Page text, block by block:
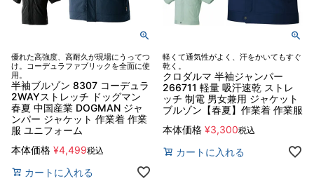
優れた高強度、高耐久が現場にうってつ
け。コーデュラファブリックを全面に使
用。
半袖ブルゾン 8307 コーデュラ
2WAYストレッチ ドッグマン
春夏 中国産業 DOGMAN ジャ
ンパー ジャケット 作業着 作業
服 ユニフォーム
本体価格 ¥4,499税込
カートに入れる
軽くて通気性がよく、汗をかいてもすぐ
乾く。
クロダルマ 半袖ジャンパー
266711 軽量 吸汗速乾 ストレ
ッチ 制電 男女兼用 ジャケット
ブルゾン【春夏】作業着 作業服
本体価格 ¥3,300税込
カートに入れる